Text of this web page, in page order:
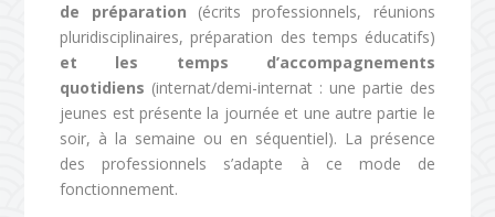
de préparation (écrits professionnels, réunions
pluridisciplinaires, préparation des temps éducatifs)
et les temps d’accompagnements
quotidiens (internat/demi-internat : une partie des
jeunes est présente la journée et une autre partie le
soir, à la semaine ou en séquentiel). La présence
des professionnels s’adapte à ce mode de
fonctionnement.